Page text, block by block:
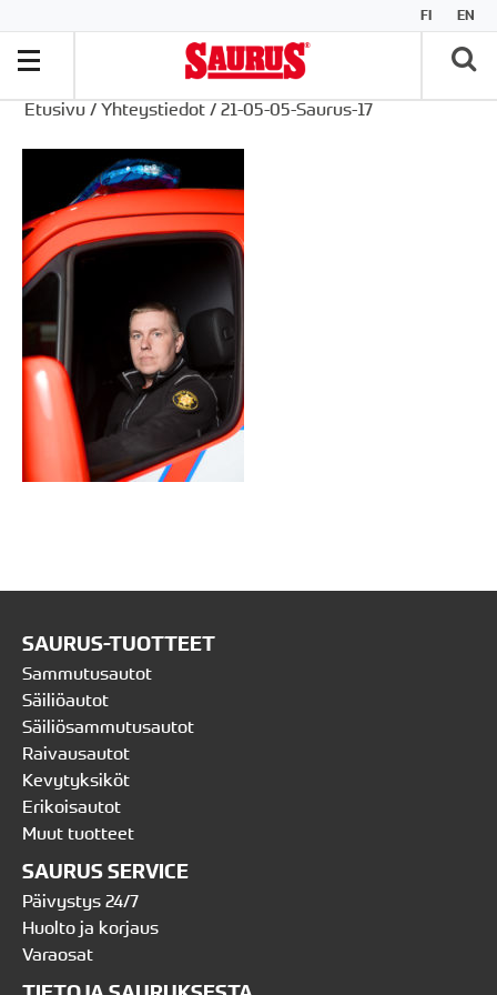
FI EN
Etusivu / Yhteystiedot / 21-05-05-Saurus-17
SAURUS-TUOTTEET
Sammutusautot
Säiliöautot
Säiliösammutusautot
Raivausautot
Kevytyksiköt
Erikoisautot
Muut tuotteet
SAURUS SERVICE
Päivystys 24/7
Huolto ja korjaus
Varaosat